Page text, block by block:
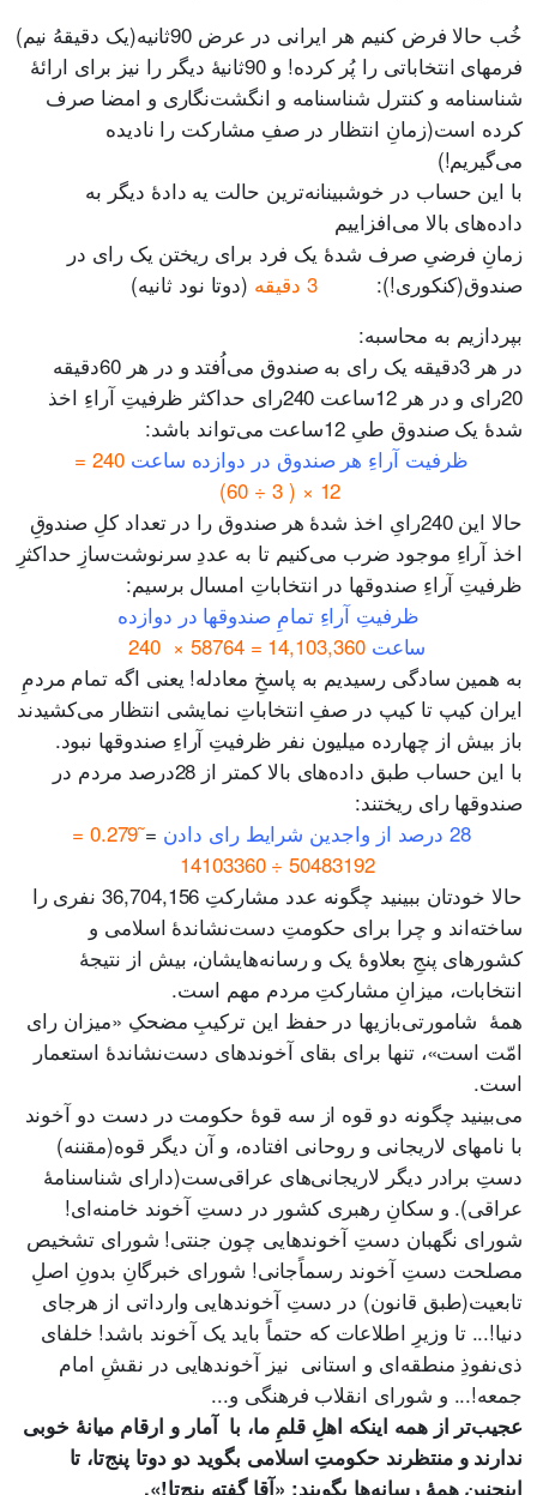
خُب حالا فرض کنیم هر ایرانی در عرض 90ثانیه(یک دقیقهُ نیم)
فرمهای انتخاباتی را پُر کرده! و 90ثانیۀ دیگر را نیز برای ارائۀ
شناسنامه و کنترل شناسنامه و انگشت‌‌نگاری و امضا صرف
کرده است(زمانِ انتظار در صفِ مشارکت را نادیده
می‌گیریم!)
با این حساب در خوشبینانه‌ترین حالت یه دادۀ دیگر به
داده‌های بالا می‌افزاییم
زمانِ فرضیِ صرف شدۀ یک فرد برای ریختن یک رای در
صندوق(کنکوری!):
3 دقیقه
(دوتا نود ثانیه)
بپردازیم به محاسبه:
در هر 3دقیقه یک‌ رای به صندوق می‌اُفتد و در هر 60دقیقه
20رای و در هر 12ساعت 240رای حداکثر ظرفیتِ آراءِ اخذ
شدۀ یک صندوق طیِ 12ساعت می‌تواند باشد:
ظرفیت آراءِ هر صندوق در دوازده ساعت
240 =
12 × ( 3 ÷ 60)
حالا این 240رایِ اخذ شدۀ هر صندوق را در تعداد کلِ صندوقِ
اخذ آراءِ موجود ضرب می‌کنیم تا به عددِ سرنوشت‌سازِ حداکثرِ
ظرفیتِ آراءِ صندوقها در انتخاباتِ امسال برسیم:
ظرفیتِ آراءِ تمامِ صندوقها در دوازده
ساعت 14,103,360 = 58764 × 240
به همین سادگی رسیدیم به پاسخِ معادله! یعنی اگه تمام مردمِ
ایران کیپ‌ تا کیپ در صفِ انتخاباتِ نمایشی انتظار می‌کشیدند
باز بیش از چهارده‌ میلیون نفر ظرفیتِ آراءِ صندوقها نبود.
با این حساب طبق داده‌های بالا کمتر از 28درصد مردم در
صندوقها رای ریختند:
28 درصد از واجدین شرایط رای دادن
=
῀0.279 =
50483192 ÷ 14103360
حالا خودتان ببینید چگونه عدد مشارکتِ 36,704,156 نفری را
ساخته‌اند و چرا برای حکومتِ دست‌نشاندۀ اسلامی و
کشورهای پنجِ بعلاوۀ یک و رسانه‌هایشان، بیش از نتیجۀ
انتخابات، میزانِ مشارکتِ مردم مهم است.
همۀ شامورتی‌بازیها در حفظ این ترکیبِ مضحکِ «میزان رای
امّت است»، تنها برای بقای آخوندهای دست‌نشاندۀ استعمار
است.
می‌بینید چگونه دو قوه از سه قوۀ حکومت در دست دو آخوند
با نامهای لاریجانی و روحانی‌ افتاده، و آن دیگر قوه(مقننه)
دستِ برادر دیگر لاریجانی‌های عراقی‌ست(دارای شناسنامۀ
عراقی). و سکانِ رهبری کشور در دستِ آخوند خامنه‌ای!
شورای نگهبان دستِ آخوندهایی چون جنتی! شورای تشخیص
مصلحت دستِ آخوند رسماًجانی! شورای خبرگانِ بدونِ اصلِ
تابعیت(طبق قانون) در دستِ آخوندهایی وارداتی از هرجای
دنیا!... تا وزیرِ اطلاعات که حتماً باید یک آخوند باشد! خلفای
ذی‌نفوذِ منطقه‌ای و استانی نیز آخوندهایی در نقشِ امام
جمعه!... و شورای انقلاب فرهنگی و...
عجیب‌تر از همه اینکه اهلِ قلمِ ما، با آمار و ارقام میانۀ خوبی
ندارند و منتظرند حکومتِ اسلامی بگوید دو دوتا پنج‌تا، تا
اینچنین همۀ رسانه‌ها بگویند: «آقا گفته پنچ‌تا!».